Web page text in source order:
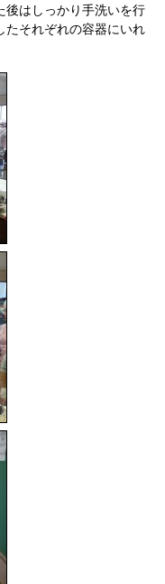
後はしっかり手洗いを行
たそれぞれの容器にいれ